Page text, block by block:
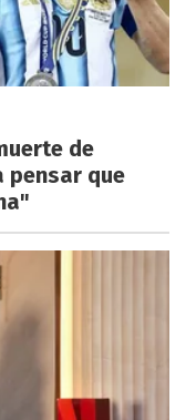
de
pensar que